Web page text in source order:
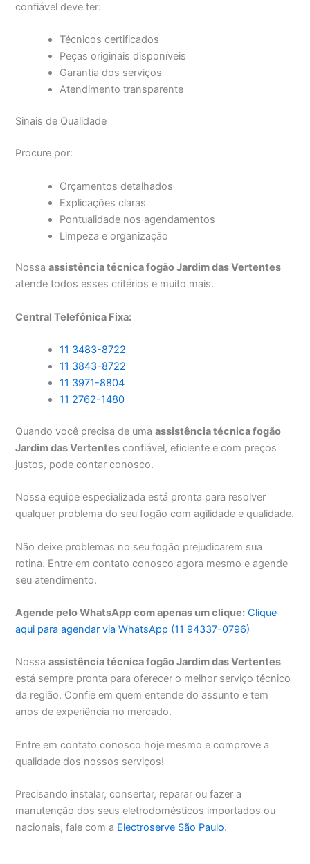
confiável deve ter:
Técnicos certificados
Peças originais disponíveis
Garantia dos serviços
Atendimento transparente
Sinais de Qualidade
Procure por:
Orçamentos detalhados
Explicações claras
Pontualidade nos agendamentos
Limpeza e organização
Nossaassistência técnica fogão Jardim das Vertentes
atende todos esses critérios e muito mais.
Central Telefônica Fixa:
11 3483-8722
11 3843-8722
11 3971-8804
11 2762-1480
Quando você precisa de umaassistência técnica fogão
Jardim das Vertentes confiável, eficiente e com preços
justos, pode contar conosco.
Nossa equipe especializada está pronta para resolver
qualquer problema do seu fogão com agilidade e qualidade.
Não deixe problemas no seu fogão prejudicarem sua
rotina. Entre em contato conosco agora mesmo e agende
seu atendimento.
Agende pelo WhatsApp com apenas um clique: Clique
aqui para agendar via WhatsApp (11 94337-0796)
Nossaassistência técnica fogão Jardim das Vertentes
está sempre pronta para oferecer o melhor serviço técnico
da região. Confie em quem entende do assunto e tem
anos de experiência no mercado.
Entre em contato conosco hoje mesmo e comprove a
qualidade dos nossos serviços!
Precisando instalar, consertar, reparar ou fazer a
manutenção dos seus eletrodomésticos importados ou
nacionais, fale com a Electroserve São Paulo.